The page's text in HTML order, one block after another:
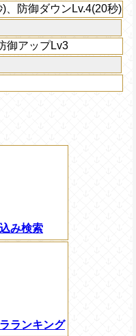
、防御ダウンLv.4(20秒)
御アップLv3
み検索
ランキング